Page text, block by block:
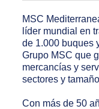
MSC
líder mundial en
de 1.000 buques
Grupo MSC que
mercancías y
sectores y
Con más de 50